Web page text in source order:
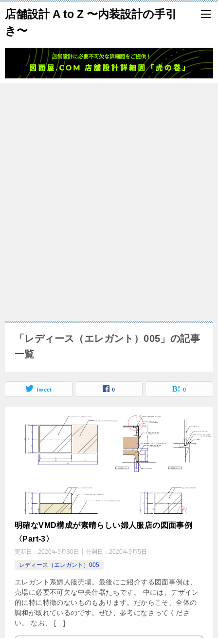
店舗設計 A to Z 〜内装設計の手引
き〜
「レディース（エレガント）005」の記事
一覧
Tweet 0 0
明確なVMD構成が素晴らしい婦人服店の図面事例
〈Part-3〉
更新日： 2020年9月30日 公開日： 2020年9月5日
レディース（エレガント）005
エレガント系婦人服売場。最後にご紹介する図面事例は、
売場に必要不可欠な中央什器たちです。 中には、デザイン
的に特に特徴のないものもあります。だからこそ、全体の
調和が取れているのです。ぜひ、参考になさってくださ
い。 なお、 […]